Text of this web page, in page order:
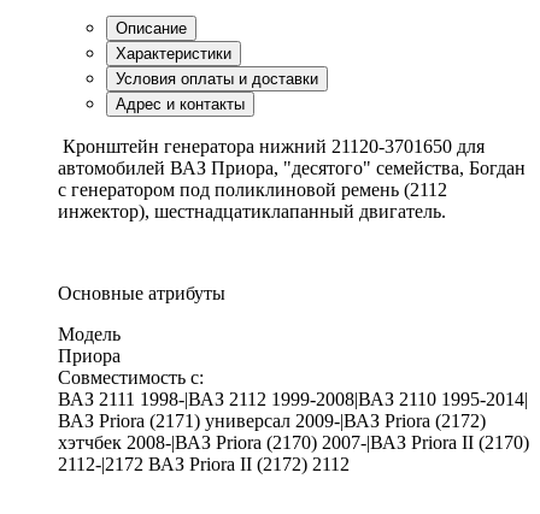
Описание
Характеристики
Условия оплаты и доставки
Адрес и контакты
Кронштейн генератора нижний 21120-3701650 для
автомобилей ВАЗ Приора, "десятого" семейства, Богдан
с генератором под поликлиновой ремень (2112
инжектор), шестнадцатиклапанный двигатель.
Основные атрибуты
Модель
Приора
Совместимость с:
ВАЗ 2111 1998-|ВАЗ 2112 1999-2008|ВАЗ 2110 1995-2014|
ВАЗ Priora (2171) универсал 2009-|ВАЗ Priora (2172)
хэтчбек 2008-|ВАЗ Priora (2170) 2007-|ВАЗ Priora II (2170)
2112-|2172 ВАЗ Priora II (2172) 2112